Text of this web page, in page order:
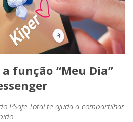
função “Meu Dia”
PSafe Total te ajuda a compartilhar